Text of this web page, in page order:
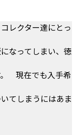
レクター達にとっ
なってしまい、徳
。 現在でも入手希
てしまうにはあま